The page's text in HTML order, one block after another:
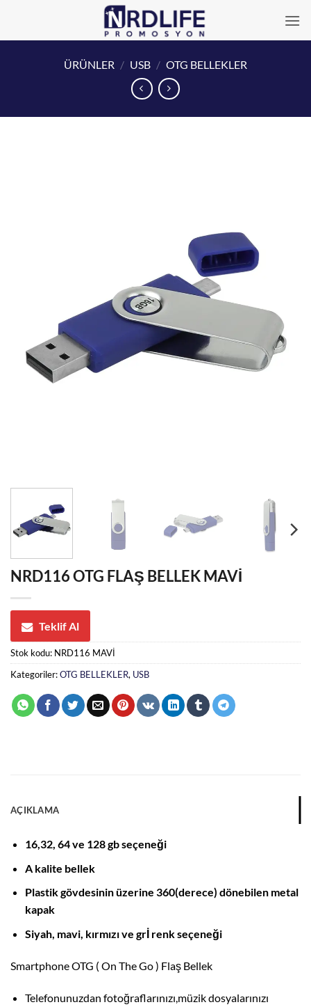
ÜRÜNLER / USB / OTG BELLEKLER
NRD116 OTG FLAŞ BELLEK MAVİ
Teklif Al
Stok kodu: NRD116 MAVİ
Kategoriler:OTG BELLEKLER, USB
AÇIKLAMA
16,32, 64 ve 128 gb seçeneği
A kalite bellek
Plastik gövdesinin üzerine 360(derece) dönebilen metal
kapak
Siyah, mavi, kırmızı ve grİ renk seçeneği
Smartphone OTG ( On The Go ) Flaş Bellek
Telefonunuzdan fotoğraflarınızı,müzik dosyalarınızı